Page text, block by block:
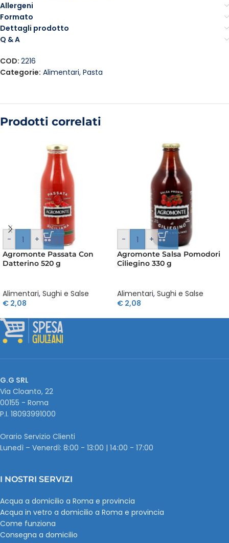
Allergeni
Formato
Dettagli prodotto
Q & A
COD: 2216
Categorie: Alimentari, Pasta
Prodotti correlati
- +
Agromonte Passata Con
Datterino 520 g
Alimentari, Sughi e Salse
€ 2,08
- +
Agromonte Salsa Pomodori
Ciliegino 330 g
Alimentari, Sughi e Salse
€ 2,08
G.G SRL
Via Cloanto, 22
00155 - Roma
P.I. ‭18093991000
Orario Servizio Clienti
Lunedì – Venerdì: 8:00 - 13:00 | 14:00 - 17:00
I NOSTRI SERVIZI
Acqua a domicilio a Roma e provincia
Acqua in vetro a domicilio a Roma e provincia
Come funziona
Consegna a domicilio